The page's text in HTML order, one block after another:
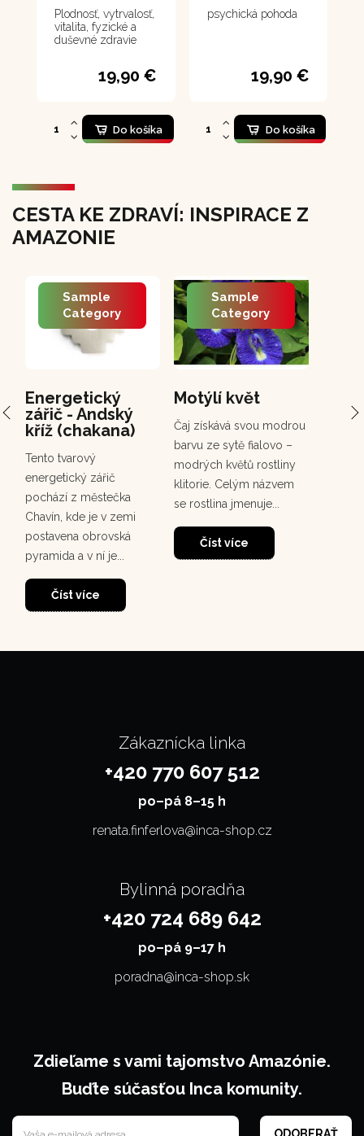
Plodnosť, vytrvalosť,
vitalita, fyzické a
duševné zdravie
19,90 €
Do košíka
psychická pohoda
19,90 €
Do košíka
CESTA KE ZDRAVÍ: INSPIRACE Z
AMAZONIE
Energetický
zářič - Andský
kříž (chakana)
Sample
Category
Tento tvarový
energetický zářič
pochází z městečka
Chavín, kde je v zemi
postavena obrovská
pyramida a v ní je...
Číst více
Motýlí květ
Sample
Category
Čaj získává svou modrou
barvu ze sytě fialovo –
modrých květů rostliny
klitorie. Celým názvem
se rostlina jmenuje...
Číst více
Zákaznícka linka
+420 770 607 512
po–⁠⁠⁠⁠⁠⁠pá 8–15 h
renata.finferlova@inca-shop.cz
Bylinná poradňa
+420 724 689 642
po–⁠⁠⁠⁠⁠⁠pá 9–17 h
poradna@inca-shop.sk
Zdieľame s vami tajomstvo Amazónie.
Buďte súčasťou Inca komunity.